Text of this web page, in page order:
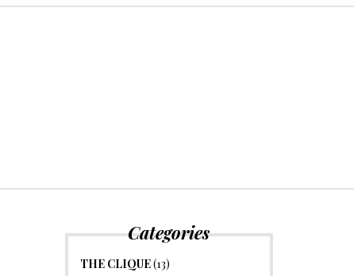
Categories
THE CLIQUE(13)